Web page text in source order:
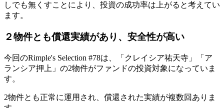
しでも無くすことにより、投資の成功率は上がると考えてい
ます。
２物件とも償還実績があり、安全性が高い
今回のRimple's Selection #78は、「クレイシア祐天寺」「ア
ランシア押上」の2物件がファンドの投資対象になっていま
す。
2物件とも正常に運用され、償還された実績が複数回ありま